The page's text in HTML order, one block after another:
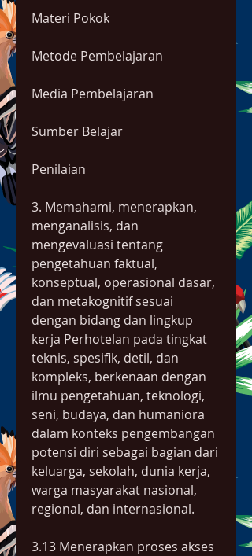
Materi Pokok
Metode Pembelajaran
Media Pembelajaran
Sumber Belajar
Penilaian
3. Memahami, menerapkan,
menganalisis, dan
mengevaluasi tentang
pengetahuan faktual,
konseptual, operasional dasar,
dan metakognitif sesuai
dengan bidang dan lingkup
kerja Perhotelan pada tingkat
teknis, spesifik, detil, dan
kompleks, berkenaan dengan
ilmu pengetahuan, teknologi,
seni, budaya, dan humaniora
dalam konteks pengembangan
potensi diri sebagai bagian dari
keluarga, sekolah, dunia kerja,
warga masyarakat nasional,
regional, dan internasional.
3.13 Menerapkan proses akses